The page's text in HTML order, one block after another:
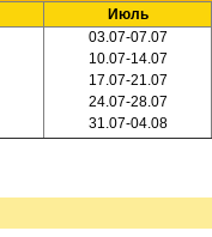
Июль
03.07-07.07
10.07-14.07
17.07-21.07
24.07-28.07
31.07-04.08